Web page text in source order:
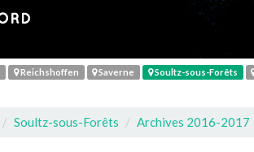
Reichshoffen Saverne Soultz-sous-Forêts
Soultz-sous-Forêts Archives 2016-2017